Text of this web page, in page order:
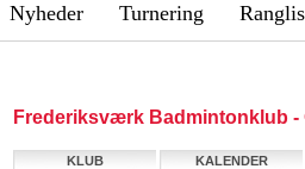
Nyheder Turnering
Frederiksværk Badmintonklub -
KLUB
KALENDER